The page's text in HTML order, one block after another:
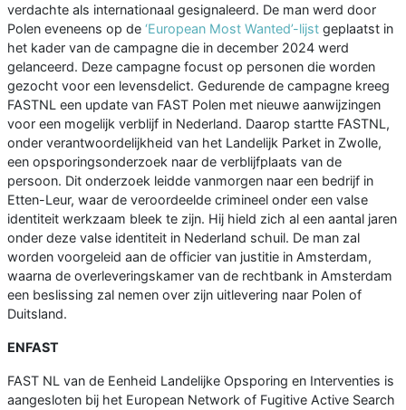
verdachte als internationaal gesignaleerd. De man werd door
Polen eveneens op de ‘European Most Wanted’-lijst geplaatst in
het kader van de campagne die in december 2024 werd
gelanceerd. Deze campagne focust op personen die worden
gezocht voor een levensdelict. Gedurende de campagne kreeg
FASTNL een update van FAST Polen met nieuwe aanwijzingen
voor een mogelijk verblijf in Nederland. Daarop startte FASTNL,
onder verantwoordelijkheid van het Landelijk Parket in Zwolle,
een opsporingsonderzoek naar de verblijfplaats van de
persoon. Dit onderzoek leidde vanmorgen naar een bedrijf in
Etten-Leur, waar de veroordeelde crimineel onder een valse
identiteit werkzaam bleek te zijn. Hij hield zich al een aantal jaren
onder deze valse identiteit in Nederland schuil. De man zal
worden voorgeleid aan de officier van justitie in Amsterdam,
waarna de overleveringskamer van de rechtbank in Amsterdam
een beslissing zal nemen over zijn uitlevering naar Polen of
Duitsland.
ENFAST
FAST NL van de Eenheid Landelijke Opsporing en Interventies is
aangesloten bij het European Network of Fugitive Active Search